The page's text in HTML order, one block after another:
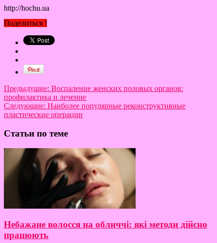
http://hochu.ua
Поделиться !
Предыдущие: Воспаление женских половых органов:
профилактика и лечение
Следующие: Наиболее популярные реконструктивные
пластические операции
Статьи по теме
Небажане волосся на обличчі: які методи дійсно
працюють